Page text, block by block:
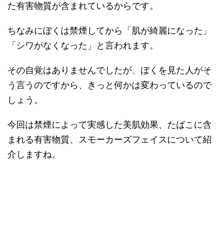
た有害物質が含まれているからです。
ちなみにぼくは禁煙してから「肌が綺麗になった」
「シワがなくなった」と言われます。
その自覚はありませんでしたが、ぼくを見た人がそ
う言うのですから、きっと何かは変わっているので
しょう。
今回は禁煙によって実感した美肌効果、たばこに含
まれる有害物質、スモーカーズフェイスについて紹
介しますね。